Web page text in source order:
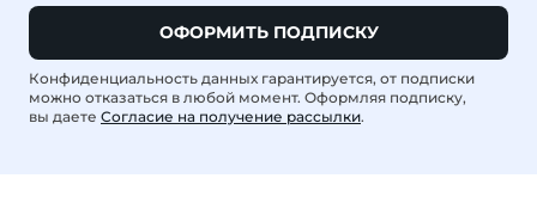
ОФОРМИТЬ ПОДПИСКУ
Конфиденциальность данных гарантируется, от подписки
можно отказаться в любой момент. Оформляя подписку,
вы даете Согласие на получение рассылки.